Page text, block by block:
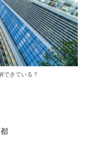
できている？